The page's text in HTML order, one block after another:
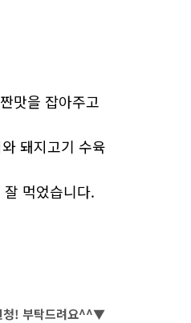
맛을 잡아주고
돼지고기 수육
먹었습니다.
청! 부탁드려요^^▼